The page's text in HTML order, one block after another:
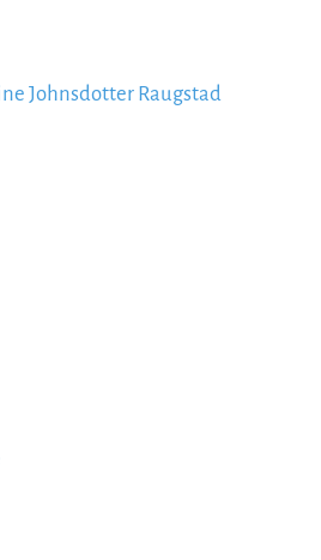
Johnsdotter Raugstad